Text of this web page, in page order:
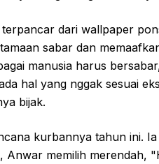
dari wallpaper
sabar dan
manusia harus
hal yang nggak sesuai
bijak.
kurbannya tahun ini.
Anwar memilih merendah,